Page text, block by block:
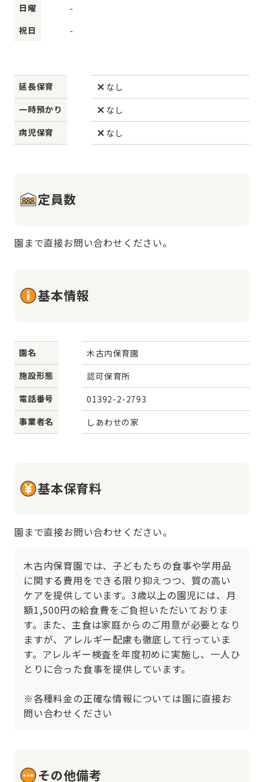
日曜
-
祝日
-
延長保育
なし
一時預かり
なし
病児保育
なし
定員数
園まで直接お問い合わせください。
基本情報
園名
木古内保育園
施設形態
認可保育所
電話番号
01392-2-2793
事業者名
しあわせの家
基本保育料
園まで直接お問い合わせください。
木古内保育園では、子どもたちの食事や学用品
に関する費用をできる限り抑えつつ、質の高い
ケアを提供しています。3歳以上の園児には、月
額1,500円の給食費をご負担いただいておりま
す。また、主食は家庭からのご用意が必要となり
ますが、アレルギー配慮も徹底して行っていま
す。アレルギー検査を年度初めに実施し、一人ひ
とりに合った食事を提供しています。
※各種料金の正確な情報については園に直接お
問い合わせください
その他備考